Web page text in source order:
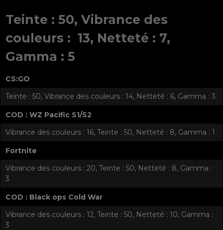
Teinte : 50, Vibrance des
couleurs : 13, Netteté : 7,
Gamma : 5
CS:GO
Teinte : 50, Vibrance des couleurs : 14, Netteté : 6, Gamma : 3
COD : WZ Pacific S1/S2
Vibrance des couleurs : 16, Teinte : 50, Netteté : 8, Gamma : 1
Fortnite
Vibrance des couleurs : 20, Teinte : 50, Netteté : 8, Gamma :
3
COD : Black ops Cold War
Vibrance des couleurs : 12, Teinte : 50, Netteté : 10, Gamma :
3